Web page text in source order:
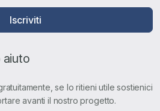
Iscriviti
aiuto
se lo ritieni utile sostienici
avanti il nostro progetto.